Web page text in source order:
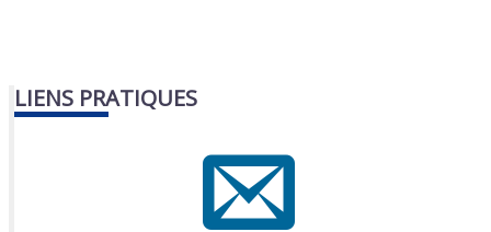
LIENS PRATIQUES